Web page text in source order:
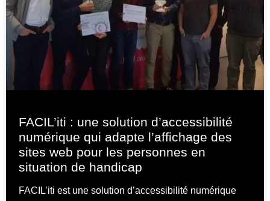
FACIL’iti : une solution d’accessibilité
numérique qui adapte l’affichage des
sites web pour les personnes en
situation de handicap
FACIL’iti est une solution d’accessibilité numérique